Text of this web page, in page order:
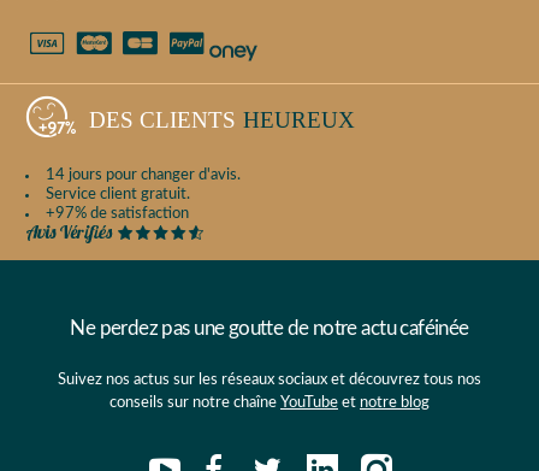
DES CLIENTS HEUREUX
14 jours pour changer d'avis.
Service client gratuit.
+97% de satisfaction
Ne perdez pas une goutte de notre actu caféinée
Suivez nos actus sur les réseaux sociaux et découvrez tous nos
conseils sur notre chaîne YouTube et notre blog